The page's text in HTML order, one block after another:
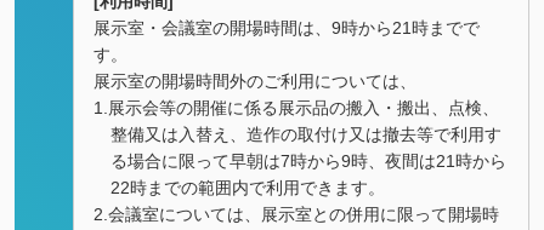
展示室・会議室の開場時間は、9時から21時までで
す。
展示室の開場時間外のご利用については、
1.展示会等の開催に係る展示品の搬入・搬出、点検、
整備又は入替え、造作の取付け又は撤去等で利用す
る場合に限って早朝は7時から9時、夜間は21時から
22時までの範囲内で利用できます。
2.会議室については、展示室との併用に限って開場時